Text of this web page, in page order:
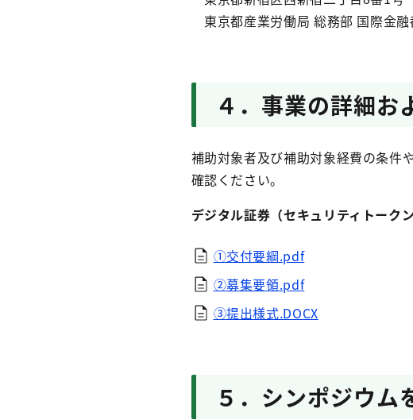
東京都産業労働局 総務部 国際金
４．事業の詳細お
補助対象者及び補助対象経費の条件
確認ください。
デジタル証券（セキュリティトーク
①交付要綱.pdf
②募集要領.pdf
③提出様式.DOCX
５．シンポジウム